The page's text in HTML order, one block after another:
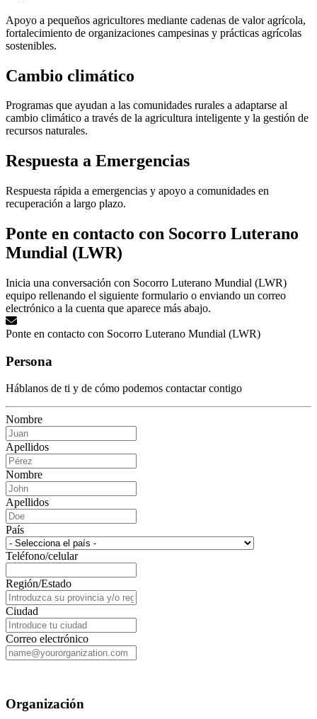
Apoyo a pequeños agricultores mediante cadenas de valor agrícola,
fortalecimiento de organizaciones campesinas y prácticas agrícolas
sostenibles.
Cambio climático
Programas que ayudan a las comunidades rurales a adaptarse al
cambio climático a través de la agricultura inteligente y la gestión de
recursos naturales.
Respuesta a Emergencias
Respuesta rápida a emergencias y apoyo a comunidades en
recuperación a largo plazo.
Ponte en contacto con Socorro Luterano
Mundial (LWR)
Inicia una conversación con Socorro Luterano Mundial (LWR)
equipo rellenando el siguiente formulario o enviando un correo
electrónico a la cuenta que aparece más abajo.
Ponte en contacto con Socorro Luterano Mundial (LWR)
Persona
Háblanos de ti y de cómo podemos contactar contigo
Nombre
Apellidos
Nombre
Apellidos
País
Teléfono/celular
Región/Estado
Ciudad
Correo electrónico
Organización